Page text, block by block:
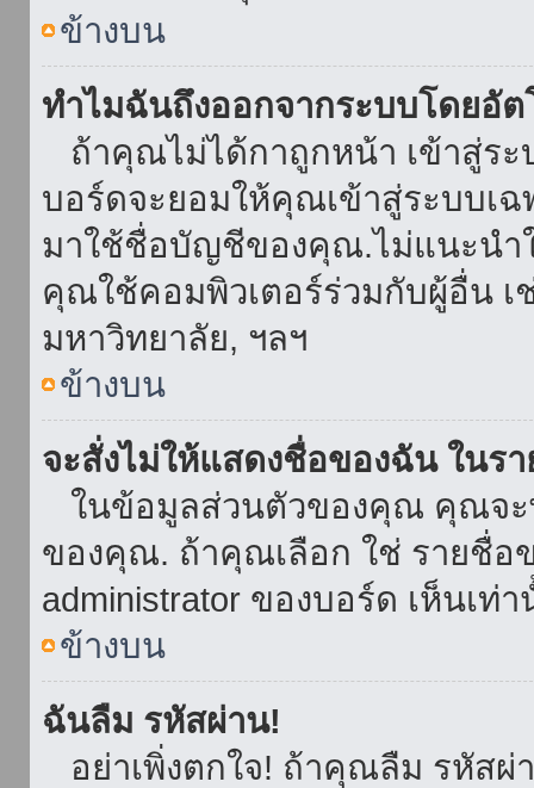
ข้างบน
ทำไมฉันถึงออกจากระบบโดยอั
ถ้าคุณไม่ได้กาถูกหน้า เข้าสู่ร
บอร์ดจะยอมให้คุณเข้าสู่ระบบเ
มาใช้ชื่อบัญชีของคุณ.ไม่แนะนำ
คุณใช้คอมพิวเตอร์ร่วมกับผู้อื่น เ
มหาวิทยาลัย, ฯลฯ
ข้างบน
จะสั่งไม่ให้แสดงชื่อของฉัน ในร
ในข้อมูลส่วนตัวของคุณ คุณจะ
ของคุณ. ถ้าคุณเลือก ใช่ รายชื่
administrator ของบอร์ด เห็นเ
ข้างบน
ฉันลืม รหัสผ่าน!
อย่าเพิ่งตกใจ! ถ้าคุณลืม รหัสผ่